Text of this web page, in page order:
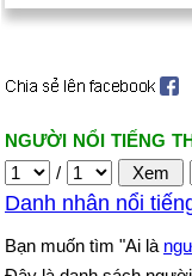
NGƯỜI NỔI TIẾNG
/
Danh nhân nổi
Bạn muốn tìm "Ai là